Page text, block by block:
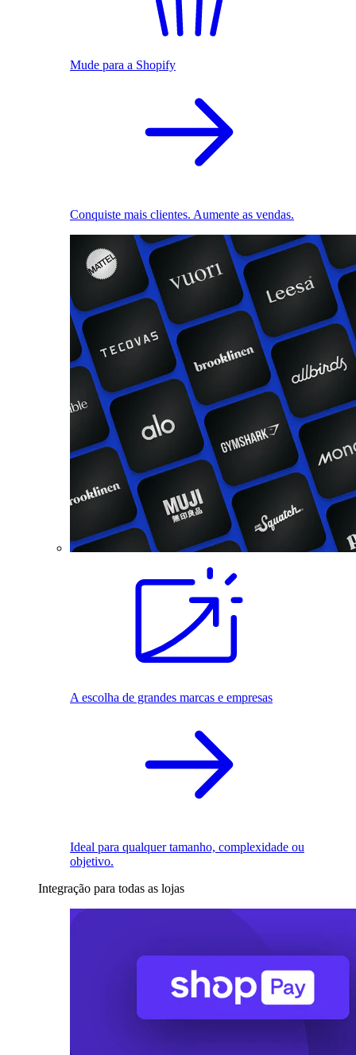
Mude para a Shopify
Conquiste mais clientes. Aumente as vendas.
A escolha de grandes marcas e empresas
Ideal para qualquer tamanho, complexidade ou
objetivo.
Integração para todas as lojas